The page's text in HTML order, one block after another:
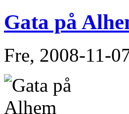
Gata på
Fre, 2008-11-